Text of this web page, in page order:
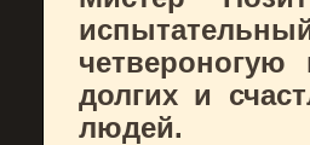
долгих и
людей.